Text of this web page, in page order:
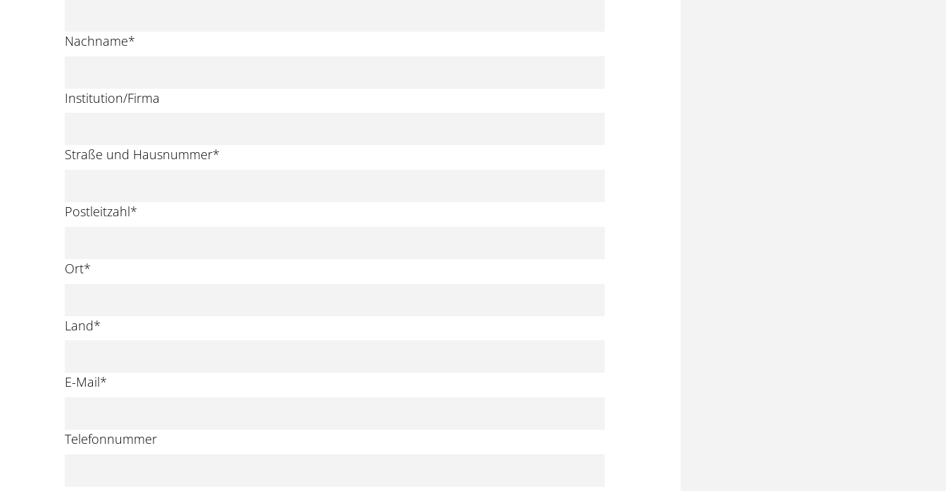
Nachname*
Institution/Firma
Straße und Hausnummer*
Postleitzahl*
Ort*
Land*
E-Mail*
Telefonnummer